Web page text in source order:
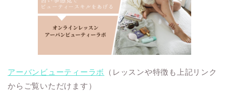
アーバンビューティーラボ
（レッスンや特徴も上記リンク
からご覧いただけます）